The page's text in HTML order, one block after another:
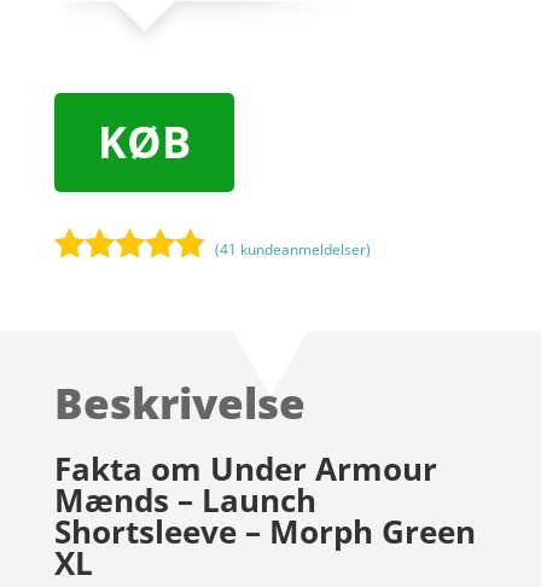
KØB
kundebedø
(41 kundeanmeldelser)
Beskrivelse
Fakta om Under Armour
Mænds – Launch
Shortsleeve – Morph Green
XL